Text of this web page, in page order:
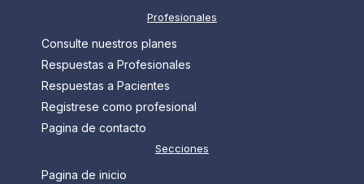
Profesionales
Consulte nuestros planes
Respuestas a Profesionales
Respuestas a Pacientes
Registrese como profesional
Pagina de contacto
Secciones
Pagina de inicio